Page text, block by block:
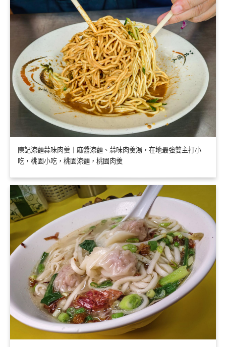
陳記涼麵蒜味肉羹｜麻醬涼麵、蒜味肉羹湯，在地最強雙主打小
吃，桃園小吃，桃園涼麵，桃園肉羹